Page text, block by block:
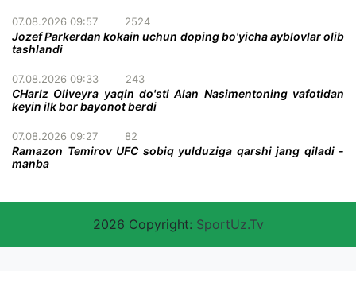
07.08.2026 09:57 2524
Jozef Parkerdan kokain uchun doping bo'yicha ayblovlar olib
tashlandi
07.08.2026 09:33 243
CHarlz Oliveyra yaqin do'sti Alan Nasimentoning vafotidan
keyin ilk bor bayonot berdi
07.08.2026 09:27 82
Ramazon Temirov UFC sobiq yulduziga qarshi jang qiladi -
manba
2026 Copyright: SportUz.Tv